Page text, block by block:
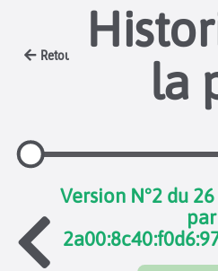
Retour
la
Version N°2 du
par